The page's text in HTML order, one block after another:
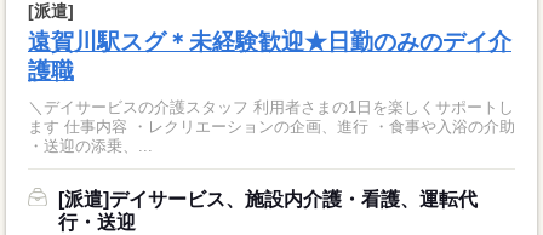
[派遣]
遠賀川駅スグ＊未経験歓迎★日勤のみのデイ介
護職
＼デイサービスの介護スタッフ 利用者さまの1日を楽しくサポートし
ます 仕事内容 ・レクリエーションの企画、進行 ・食事や入浴の介助
・送迎の添乗、...
[派遣]デイサービス、施設内介護・看護、運転代
行・送迎